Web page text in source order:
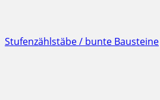
Stufenzählstäbe / bunte Bausteine